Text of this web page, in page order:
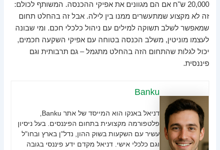
20,000 ש"ח אם הם מגוונים את אפיקי ההכנסה. המשותף לכולם:
זה לא מקצוע שמתעשרים ממנו בין לילה. אבל זה בהחלט תחום
שמאפשר לשלב תשוקה למילים עם ניהול כלכלי חכם. ומי שבונה
לעצמו מוניטין, משלב הכנסה בטוחה עם אפיקי השקעה חכמים,
יכול לגלות שהתחום הזה בהחלט מתגמל – גם תרבותית וגם
פיננסית.
Banku
דניאל באנקו הוא המייסד של אתר Banku,
פלטפורמה מקצועית בתחום הפיננסים. בעל ניסיון
עשיר עם השקעות בשוק ההון, נדל"ן בארץ ובחו"ל
וגם כלכלי אישי. דניאל מקדם ידע פיננסי בגובה